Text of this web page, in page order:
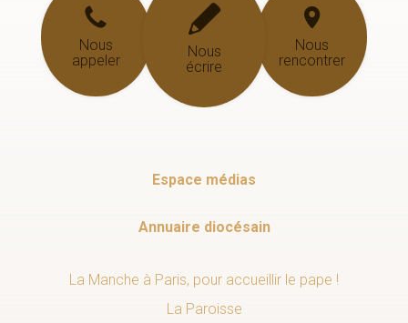
Nous
appeler
Nous
écrire
Nous
rencontrer
Espace médias
Annuaire diocésain
La Manche à Paris, pour accueillir le pape !
La Paroisse